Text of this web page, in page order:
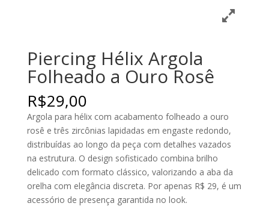
Piercing Hélix Argola
Folheado a Ouro Rosê
R$29,00
Argola para hélix com acabamento folheado a ouro
rosê e três zircônias lapidadas em engaste redondo,
distribuídas ao longo da peça com detalhes vazados
na estrutura. O design sofisticado combina brilho
delicado com formato clássico, valorizando a aba da
orelha com elegância discreta. Por apenas R$ 29, é um
acessório de presença garantida no look.